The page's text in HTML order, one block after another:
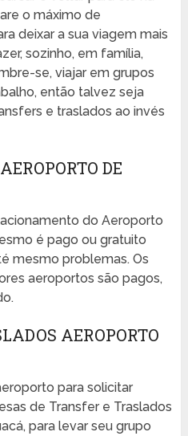
o máximo de
deixar a sua viagem mais
sozinho, em família,
se, viajar em grupos
então talvez seja
e traslados ao invés
DE
do Aeroporto
é pago ou gratuito
mesmo problemas. Os
aeroportos são pagos,
AEROPORTO
para solicitar
de Transfer e Traslados
para levar seu grupo